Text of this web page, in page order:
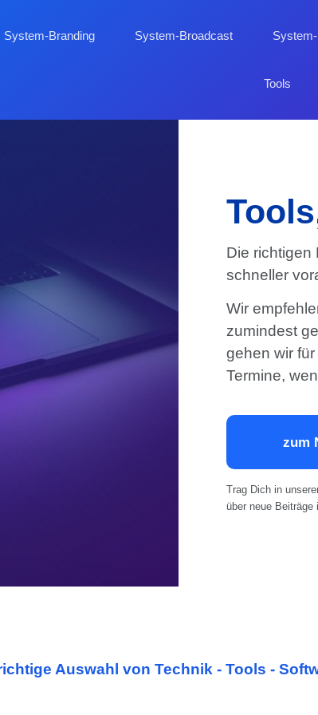
System-Branding System-Broadcast
Tools
Die richtigen
schneller
Wir
zumindest
gehen wir
Termine,
zum
Trag Dich in
über neue Beiträge
Auswahl von Technik - Tools -